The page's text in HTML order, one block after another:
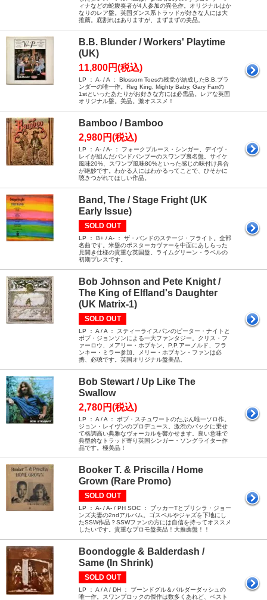
ィナなどの蛇腹奏者が4人参加の異色作。オリジナルはか
なりのレア盤。英国ダンス系トラッドが好きな人には大
推薦。底割れはありますが、まずまずの美品。
B.B. Blunder / Workers' Playtime
(UK)
11,800円(税込)
LP ： A- / A ： Blossom Toesの残党が結成したB.B.ブラ
ンダーの唯一作。Reg King, Mighty Baby, Gary Farrの
1stといったあたりがお好きな方には必需品。レアな英国
オリジナル盤。美品。激オススメ！
Bamboo / Bamboo
2,980円(税込)
LP ： A- / A- ： フォークブルース・シンガー、デイヴ・
レイが組んだバンドバンブーのスワンプ裏名盤。サイケ
風味20%、スワンプ風味80%といった感じの味付け具合
が絶妙です。わかる人にはわかるってことで、ひそかに
聴きつがれてほしい作品。
Band, The / Stage Fright (UK
Early Issue)
SOLD OUT
LP ： B+ / A- ： ザ・バンドのステージ・フライト。全部
名曲です。米盤のポスターカヴァーを中面にあしらった
見開き仕様の貴重な英国盤。ライムグリーン・ラベルの
初期プレスです。
Bob Johnson and Pete Knight /
The King of Elfland's Daughter
(UK Matrix-1)
SOLD OUT
LP ： A / A ： スティーライスパンのピーター・ナイトと
ボブ・ジョンソンによる一大ファンタジー。クリス・フ
ァーロウ、メアリー・ホプキン、P.P.アーノルド、フラ
ンキー・ミラー参加。メリー・ホプキン・ファンは必
携、必聴です。英国オリジナル盤美品。
Bob Stewart / Up Like The
Swallow
2,780円(税込)
LP ： A / A ： ボブ・スチュワートのたぶん唯一ソロ作。
ジョン・レイヴンのプロデュース。激渋のバックに乗せ
て格調高い典雅なヴォーカルを響かせます。良い意味で
典型的なトラッド寄り英国シンガー・ソングライター作
品です。極美品！
Booker T. & Priscilla / Home
Grown (Rare Promo)
SOLD OUT
LP ： A- / A- / PH SOC ： ブッカーTとプリシラ・ジョー
ンズ夫妻の2ndアルバム。ゴスペルやジャズを下地にし
たSSW作品？SSWファンの方には自信を持ってオススメ
したいです。貴重なプロモ盤美品！大推薦盤！！
Boondoggle & Balderdash /
Same (In Shrink)
SOLD OUT
LP ： A / A / DH ： ブーンドグル＆バルダーダッシュの
唯一作。スワンプロックの傑作は数多くあれど、ベスト